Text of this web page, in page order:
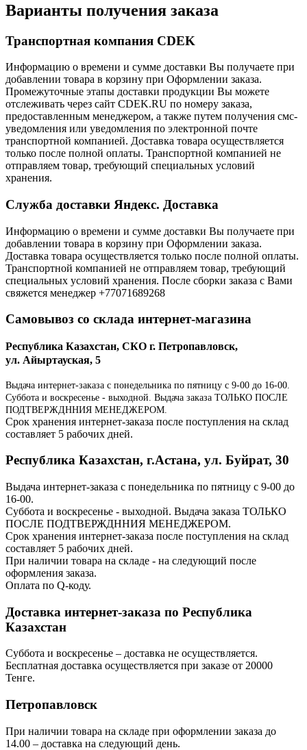
Варианты получения заказа
Транспортная компания CDEK
Информацию о времени и сумме доставки Вы получаете при
добавлении товара в корзину при Оформлении заказа.
Промежуточные этапы доставки продукции Вы можете
отслеживать через сайт CDEK.RU по номеру заказа,
предоставленным менеджером, а также путем получения смс-
уведомления или уведомления по электронной почте
транспортной компанией. Доставка товара осуществляется
только после полной оплаты. Транспортной компанией не
отправляем товар, требующий специальных условий
хранения.
Служба доставки Яндекс. Доставка
Информацию о времени и сумме доставки Вы получаете при
добавлении товара в корзину при Оформлении заказа.
Доставка товара осуществляется только после полной оплаты.
Транспортной компанией не отправляем товар, требующий
специальных условий хранения. После сборки заказа с Вами
свяжется менеджер +77071689268
Самовывоз со склада интернет-магазина
Республика Казахстан, СКО г. Петропавловск,
ул. Айыртауская, 5
Выдача интернет-заказа с понедельника по пятницу с 9-00 до 16-00.
Суббота и воскресенье - выходной. Выдача заказа ТОЛЬКО ПОСЛЕ
ПОДТВЕРЖДННИЯ МЕНЕДЖЕРОМ.
Срок хранения интернет-заказа после поступления на склад
составляет 5 рабочих дней.
Республика Казахстан, г.Астана, ул. Буйрат, 30
Выдача интернет-заказа с понедельника по пятницу с 9-00 до
16-00.
Суббота и воскресенье - выходной. Выдача заказа ТОЛЬКО
ПОСЛЕ ПОДТВЕРЖДННИЯ МЕНЕДЖЕРОМ.
Срок хранения интернет-заказа после поступления на склад
составляет 5 рабочих дней.
При наличии товара на складе - на следующий после
оформления заказа.
Оплата по Q-коду.
Доставка интернет-заказа по Республика
Казахстан
Суббота и воскресенье – доставка не осуществляется.
Бесплатная доставка осуществляется при заказе от 20000
Тенге.
Петропавловск
При наличии товара на складе при оформлении заказа до
14.00 – доставка на следующий день.